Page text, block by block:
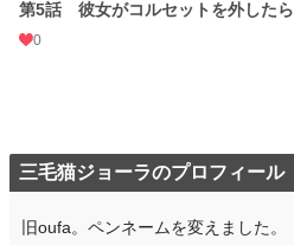
第5話 彼女がコルセットを外したら
0
三毛猫ジョーラのプロフィール
旧oufa。ペンネームを変えました。